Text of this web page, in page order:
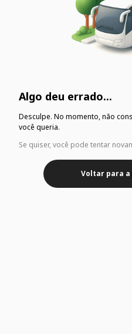
Algo deu errado...
Desculpe. No momento, não
você queria.
Se quiser, você pode tentar
Voltar para